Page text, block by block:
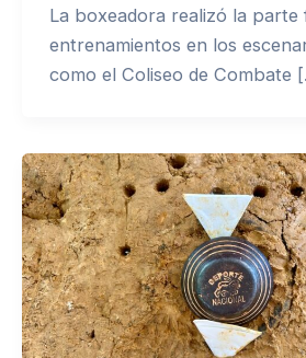
La boxeadora realizó la parte
entrenamientos en los
como el Coliseo de Combate